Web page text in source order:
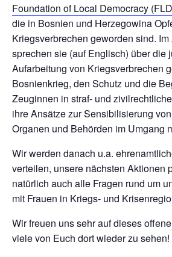
Foundation of Local Democracy
die in Bosnien und Herzegowina
Kriegsverbrechen geworden sind.
sprechen sie (auf Englisch) über die
Aufarbeitung von Kriegsverbrechen
Bosnienkrieg, den Schutz und die
Zeuginnen in straf- und
ihre Ansätze zur Sensibilisierung
Organen und Behörden im Umgang
Wir werden danach u.a.
verteilen, unsere nächsten Aktionen
natürlich auch alle Fragen rund um
mit Frauen in Kriegs- und
Wir freuen uns sehr auf dieses
viele von Euch dort wieder zu sehen!